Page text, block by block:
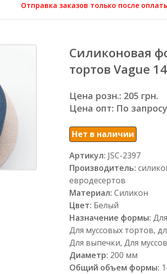
Отправка заказов только после
Силиконовая
тортов Vague
Цена розн.: 205 грн.
Цена опт: По запросу
Нет в наличии
Артикул: JSC-2397
Производитель:
евродесертов
Материал: Силикон
Цвет: Белый
Назначение формы:
Для муссовых тортов,
Для выпечки, Для
Диаметр: 200 мм
Общий объем формы: